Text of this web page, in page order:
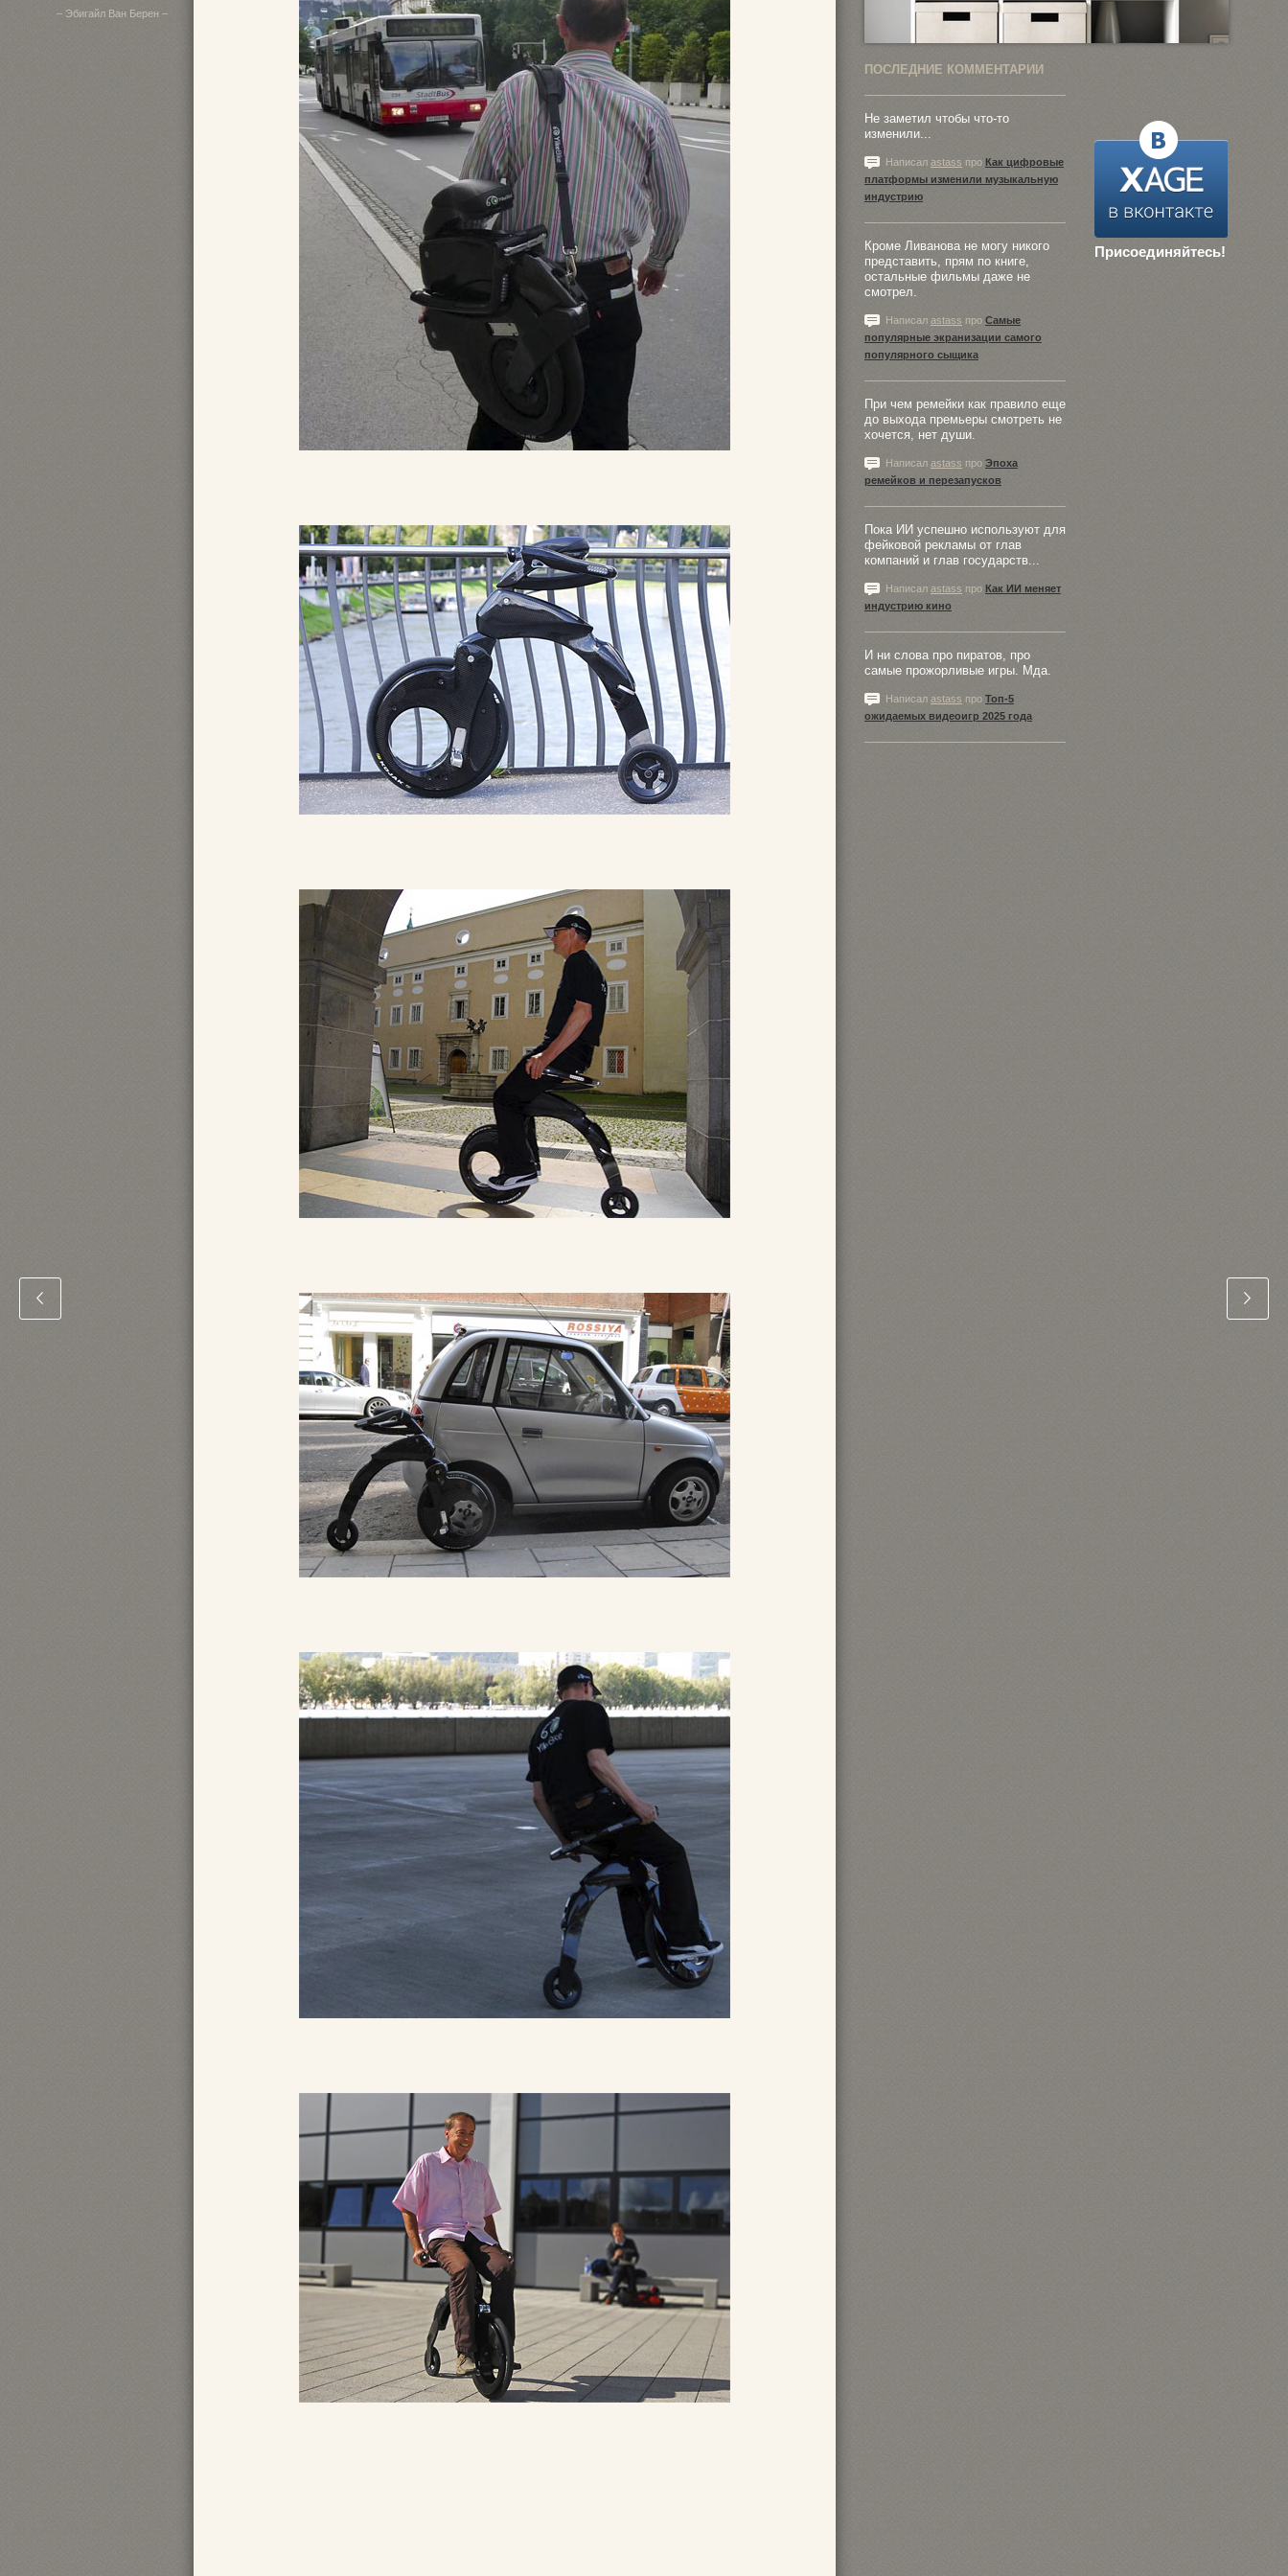
– Эбигайл Ван Берен –
ПОСЛЕДНИЕ КОММЕНТАРИИ
Присоединяйтесь!
Не заметил чтобы что-то
изменили...
Написал astass про Как цифровые
платформы изменили музыкальную
индустрию
Кроме Ливанова не могу никого
представить, прям по книге,
остальные фильмы даже не
смотрел.
Написал astass про Самые
популярные экранизации самого
популярного сыщика
При чем ремейки как правило еще
до выхода премьеры смотреть не
хочется, нет души.
Написал astass про Эпоха
ремейков и перезапусков
Пока ИИ успешно используют для
фейковой рекламы от глав
компаний и глав государств...
Написал astass про Как ИИ меняет
индустрию кино
И ни слова про пиратов, про
самые прожорливые игры. Мда.
Написал astass про Топ-5
ожидаемых видеоигр 2025 года